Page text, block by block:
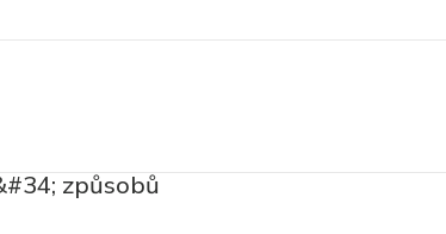
způsobů